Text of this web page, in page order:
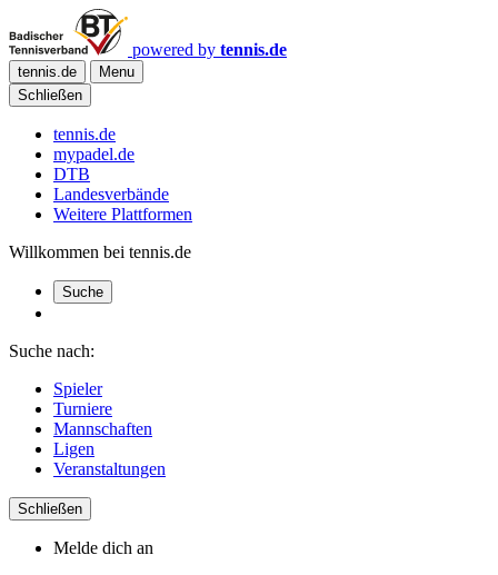
powered by tennis.de
tennis.de
Menu
Schließen
tennis.de
mypadel.de
DTB
Landesverbände
Weitere Plattformen
Willkommen bei tennis.de
Suche
Suche nach:
Spieler
Turniere
Mannschaften
Ligen
Veranstaltungen
Schließen
Melde dich an